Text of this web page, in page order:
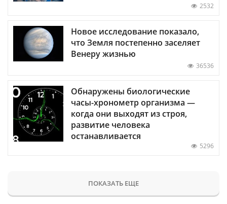
2532
Новое исследование показало,
что Земля постепенно заселяет
Венеру жизнью
36536
Обнаружены биологические
часы-хронометр организма —
когда они выходят из строя,
развитие человека
останавливается
5296
ПОКАЗАТЬ ЕЩЕ